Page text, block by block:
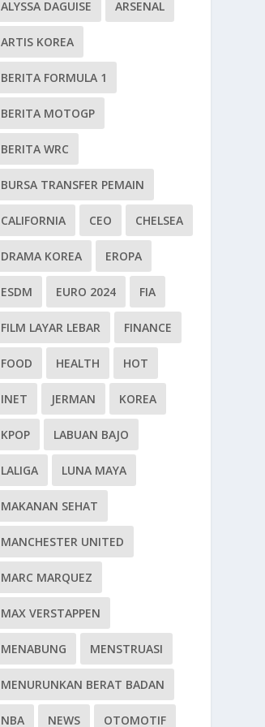
ALYSSA DAGUISE ARSENAL
ARTIS KOREA
BERITA FORMULA 1
BERITA MOTOGP
BERITA WRC
BURSA TRANSFER PEMAIN
CALIFORNIA CEO CHELSEA
DRAMA KOREA EROPA
ESDM EURO 2024 FIA
FILM LAYAR LEBAR FINANCE
FOOD HEALTH HOT
INET JERMAN KOREA
KPOP LABUAN BAJO
LALIGA LUNA MAYA
MAKANAN SEHAT
MANCHESTER UNITED
MARC MARQUEZ
MAX VERSTAPPEN
MENABUNG MENSTRUASI
MENURUNKAN BERAT BADAN
NBA NEWS OTOMOTIF